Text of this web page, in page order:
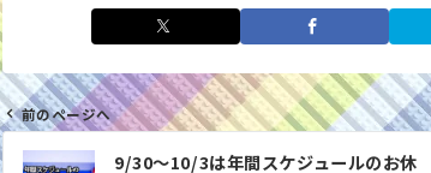
投
前のページへ
9/30〜10/3は年間スケジュールのお休